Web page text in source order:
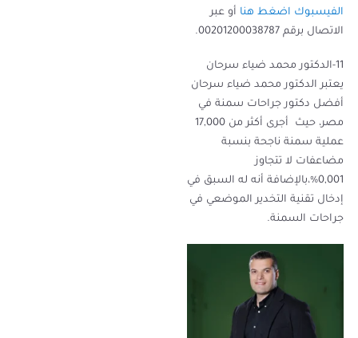
الفيسبوك اضغط هنا أو عبر
الاتصال برقم 00201200038787.
11-الدكتور محمد ضياء سرحان
يعتبر الدكتور محمد ضياء سرحان
أفضل دكتور جراحات سمنة في
مصر، حيث أجرى أكثر من 17,000
عملية سمنة ناجحة بنسبة
مضاعفات لا تتجاوز
0,001%،بالإضافة أنه له السبق في
إدخال تقنية التخدير الموضعي في
جراحات السمنة.